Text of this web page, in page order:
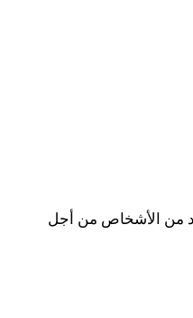
من الأشخاص من أجل